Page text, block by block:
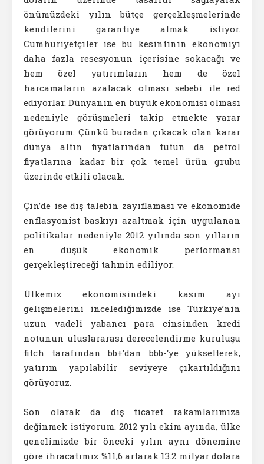
önümüzdeki yılın bütçe gerçekleşmelerinde
kendilerini garantiye almak istiyor.
Cumhuriyetçiler ise bu kesintinin ekonomiyi
daha fazla resesyonun içerisine sokacağı ve
hem özel yatırımların hem de özel
harcamaların azalacak olması sebebi ile red
ediyorlar. Dünyanın en büyük ekonomisi olması
nedeniyle görüşmeleri takip etmekte yarar
görüyorum. Çünkü buradan çıkacak olan karar
dünya altın fiyatlarından tutun da petrol
fiyatlarına kadar bir çok temel ürün grubu
üzerinde etkili olacak.
Çin’de ise dış talebin zayıflaması ve ekonomide
enflasyonist baskıyı azaltmak için uygulanan
politikalar nedeniyle 2012 yılında son yılların
en düşük ekonomik performansı
gerçekleştireceği tahmin ediliyor.
Ülkemiz ekonomisindeki kasım ayı
gelişmelerini incelediğimizde ise Türkiye’nin
uzun vadeli yabancı para cinsinden kredi
notunun uluslararası derecelendirme kuruluşu
fitch tarafından bb+’dan bbb-‘ye yükselterek,
yatırım yapılabilir seviyeye çıkartıldığını
görüyoruz.
Son olarak da dış ticaret rakamlarımıza
değinmek istiyorum. 2012 yılı ekim ayında, ülke
genelimizde bir önceki yılın aynı dönemine
göre ihracatımız %11,6 artarak 13.2 milyar dolara